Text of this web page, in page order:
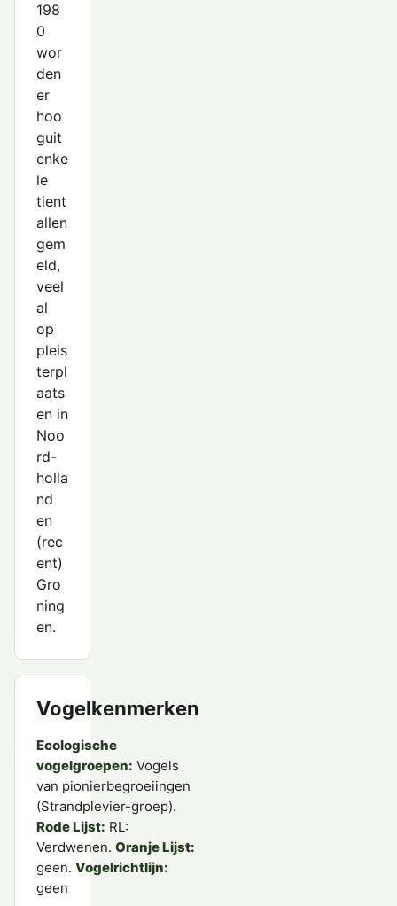
198
0
wor
den
er
hoo
guit
enke
le
tient
allen
gem
eld,
veel
al
op
pleis
terpl
aats
en in
Noo
rd-
holla
nd
en
(rec
ent)
Gro
ning
en.
Vogelkenmerken
Ecologische
vogelgroepen: Vogels
van pionierbegroeiingen
(Strandplevier-groep).
Rode Lijst: RL:
Verdwenen. Oranje Lijst:
geen. Vogelrichtlijn:
geen